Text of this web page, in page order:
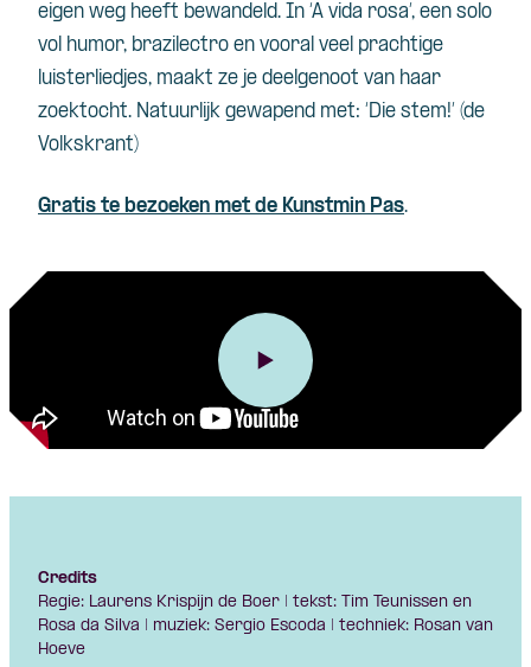
eigen weg heeft bewandeld. In ‘A vida rosa’, een solo
vol humor, brazilectro en vooral veel prachtige
luisterliedjes, maakt ze je deelgenoot van haar
zoektocht. Natuurlijk gewapend met: ‘Die stem!’ (de
Volkskrant)
Gratis te bezoeken met de Kunstmin Pas.
Credits
Regie: Laurens Krispijn de Boer | tekst: Tim Teunissen en
Rosa da Silva | muziek: Sergio Escoda | techniek: Rosan van
Hoeve